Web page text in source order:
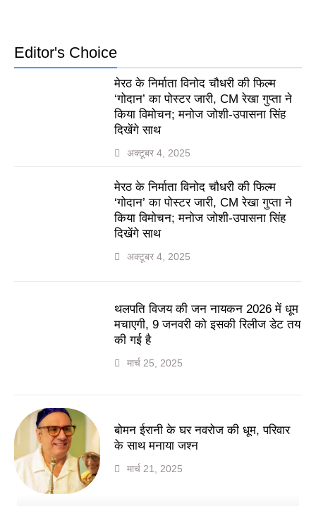
Editor's Choice
मेरठ के निर्माता विनोद चौधरी की फिल्म
‘गोदान’ का पोस्टर जारी, CM रेखा गुप्ता ने
किया विमोचन; मनोज जोशी-उपासना सिंह
दिखेंगे साथ
अक्टूबर 4, 2025
मेरठ के निर्माता विनोद चौधरी की फिल्म
‘गोदान’ का पोस्टर जारी, CM रेखा गुप्ता ने
किया विमोचन; मनोज जोशी-उपासना सिंह
दिखेंगे साथ
अक्टूबर 4, 2025
थलपति विजय की जन नायकन 2026 में धूम
मचाएगी, 9 जनवरी को इसकी रिलीज डेट तय
की गई है
मार्च 25, 2025
बोमन ईरानी के घर नवरोज की धूम, परिवार
के साथ मनाया जश्न
मार्च 21, 2025